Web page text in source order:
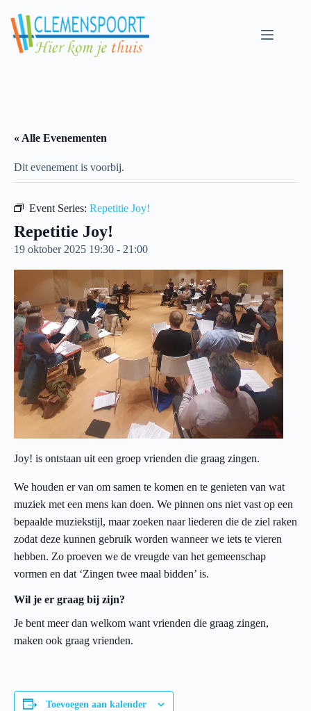
content
« Alle Evenementen
Dit evenement is voorbij.
Event Series: Repetitie Joy!
Repetitie Joy!
19 oktober 2025 19:30 - 21:00
Joy! is ontstaan uit een groep vrienden die graag zingen.
We houden er van om samen te komen en te genieten van wat
muziek met een mens kan doen. We pinnen ons niet vast op een
bepaalde muziekstijl, maar zoeken naar liederen die de ziel raken
zodat deze kunnen gebruik worden wanneer we iets te vieren
hebben. Zo proeven we de vreugde van het gemeenschap
vormen en dat ‘Zingen twee maal bidden’ is.
Wil je er graag bij zijn?
Je bent meer dan welkom want vrienden die graag zingen,
maken ook graag vrienden.
Toevoegen aan kalender